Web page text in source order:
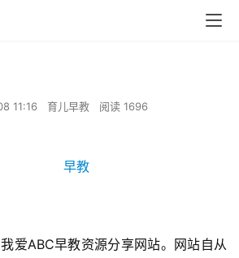
11:16 育儿早教 阅读 1696
ABC早教资源分享网站。网站自从